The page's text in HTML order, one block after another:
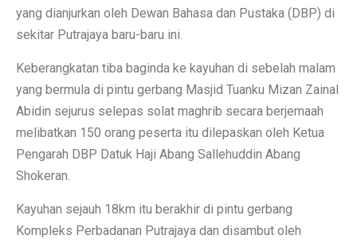
yang dianjurkan oleh Dewan Bahasa dan Pustaka (DBP) di
sekitar Putrajaya baru-baru ini.
Keberangkatan tiba baginda ke kayuhan di sebelah malam
yang bermula di pintu gerbang Masjid Tuanku Mizan Zainal
Abidin sejurus selepas solat maghrib secara berjemaah
melibatkan 150 orang peserta itu dilepaskan oleh Ketua
Pengarah DBP Datuk Haji Abang Sallehuddin Abang
Shokeran.
Kayuhan sejauh 18km itu berakhir di pintu gerbang
Kompleks Perbadanan Putrajaya dan disambut oleh